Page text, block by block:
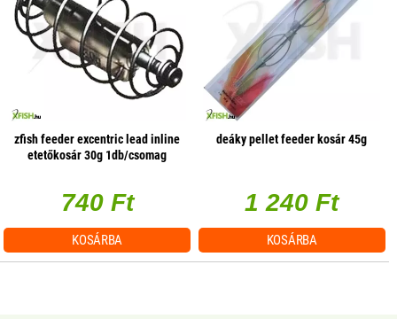
zfish feeder excentric lead inline
etetőkosár 30g 1db/csomag
740 Ft
KOSÁRBA
deáky pellet feeder kosár 45g
1 240 Ft
KOSÁRBA